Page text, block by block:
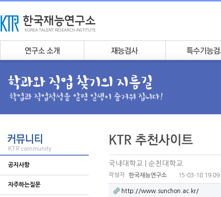
공지사항
자주하는질문
국내대학교 | 순천대학교
작성자 한국재능연구소 15-03-18 19:09
http://www.sunchon.ac.kr/